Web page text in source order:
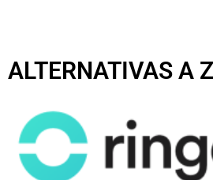
ALTERNATIVAS A